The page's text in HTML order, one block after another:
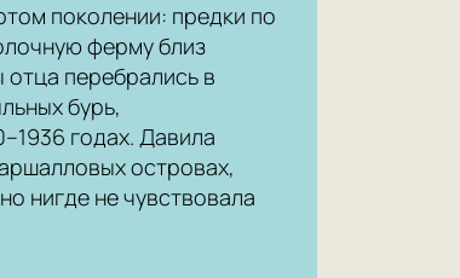
поколении: предки по
ферму близ
перебрались в
бурь,
годах. Давила
островах,
нигде не чувствовала